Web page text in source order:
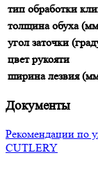
тип обработки
толщина обуха
угол заточки
цвет рукояти
ширина лезвия
Документы
Рекомендации по
CUTLERY